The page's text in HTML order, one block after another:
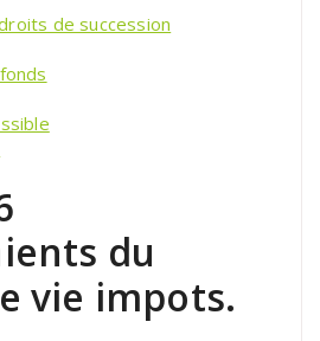
de succession
du
vie impots.